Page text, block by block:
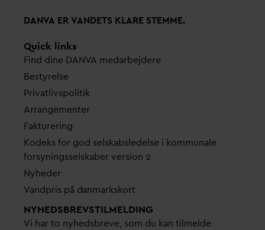
DANVA ERVANDETS KLARE STEMME.
Quick links
Find dine DANVA medarbejdere
Bestyrelse
Privatlivspolitik
Arrangementer
Fakturering
Kodeks for god selskabsledelse i kommunale
forsyningsselskaber version 2
Nyheder
Vandpris på danmarkskort
NYHEDSBREVS­TILMELDING
Vi har to nyhedsbreve, som du kan tilmelde